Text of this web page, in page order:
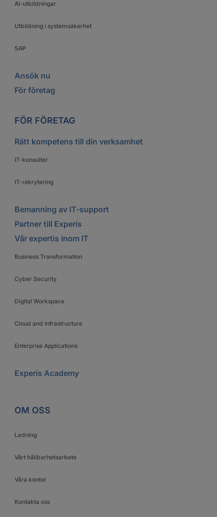
AI-utbildningar
Utbildning i systemsäkerhet
SAP
Ansök nu
För företag
FÖR FÖRETAG
Rätt kompetens till din verksamhet
IT-konsulter
IT-rekrytering
Bemanning av IT-support
Partner till Experis
Vår expertis inom IT
Business Transformation
Cyber Security
Digital Workspace
Cloud and Infrastructure
Enterprise Applications
Experis Academy
OM OSS
Ledning
Vårt hållbarhetsarbete
Våra kontor
Kontakta oss